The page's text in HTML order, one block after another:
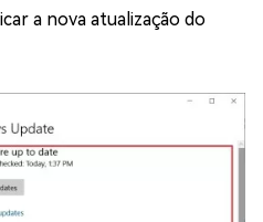
a nova atualização do